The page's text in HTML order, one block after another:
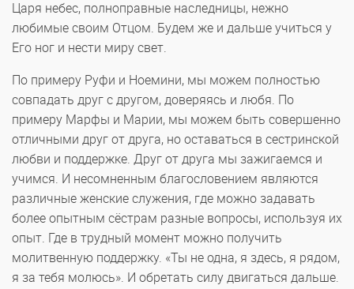
Царя небес, полноправные наследницы, нежно
любимые своим Отцом. Будем же и дальше учиться у
Его ног и нести миру свет.
По примеру Руфи и Ноемини, мы можем полностью
совпадать друг с другом, доверяясь и любя. По
примеру Марфы и Марии, мы можем быть совершенно
отличными друг от друга, но оставаться в сестринской
любви и поддержке. Друг от друга мы зажигаемся и
учимся. И несомненным благословением являются
различные женские служения, где можно задавать
более опытным сёстрам разные вопросы, используя их
опыт. Где в трудный момент можно получить
молитвенную поддержку. «Ты не одна, я здесь, я рядом,
я за тебя молюсь». И обретать силу двигаться дальше.